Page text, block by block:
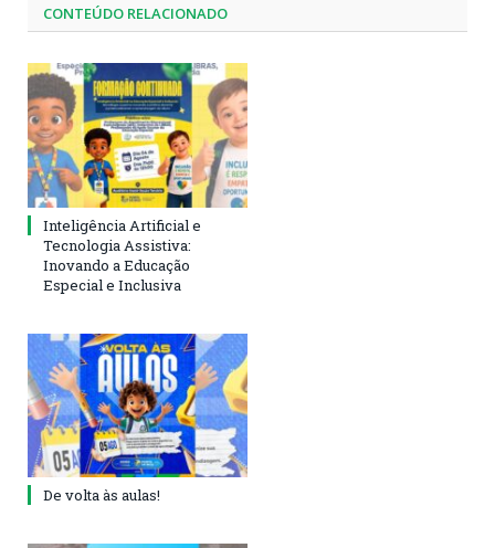
CONTEÚDO RELACIONADO
Inteligência Artificial e
Tecnologia Assistiva:
Inovando a Educação
Especial e Inclusiva
De volta às aulas!